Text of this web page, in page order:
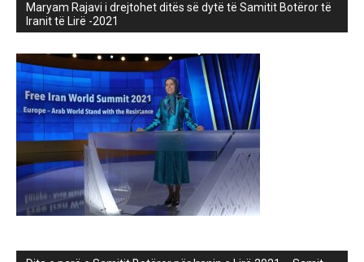
Maryam Rajavi i drejtohet ditës së dytë të Samitit Botëror të
Iranit të Lirë -2021